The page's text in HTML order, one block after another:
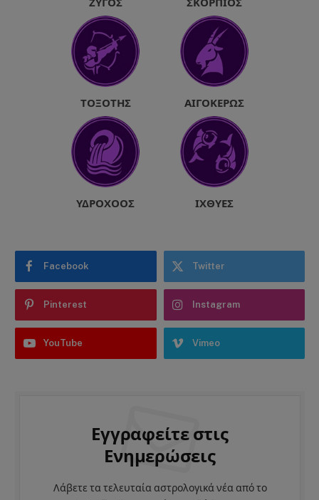
ΖΥΓΌΣ ΣΚΟΡΠΙΌΣ
ΤΟΞΌΤΗΣ ΑΙΓΌΚΕΡΩΣ
ΥΔΡΟΧΌΟΣ ΙΧΘΎΕΣ
Facebook Twitter
Pinterest Instagram
YouTube Vimeo
Εγγραφείτε στις
Ενημερώσεις
Λάβετε τα τελευταία αστρολογικά νέα από το